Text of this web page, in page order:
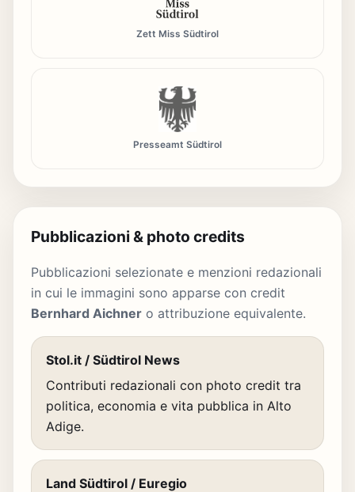
Zett Miss Südtirol
Presseamt Südtirol
Pubblicazioni & photo credits
Pubblicazioni selezionate e menzioni redazionali
in cui le immagini sono apparse con credit
Bernhard Aichner o attribuzione equivalente.
Stol.it / Südtirol News
Contributi redazionali con photo credit tra
politica, economia e vita pubblica in Alto
Adige.
Land Südtirol / Euregio